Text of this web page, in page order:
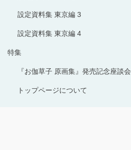
設定資料集 東京編 3
設定資料集 東京編 4
特集
『お伽草子 原画集』発売記念座談会
トップページについて